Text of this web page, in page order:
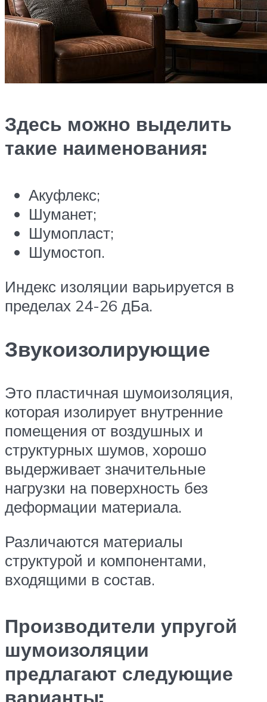
Здесь можно выделить
такие наименования:
Акуфлекс;
Шуманет;
Шумопласт;
Шумостоп.
Индекс изоляции варьируется в
пределах 24-26 дБа.
Звукоизолирующие
Это пластичная шумоизоляция,
которая изолирует внутренние
помещения от воздушных и
структурных шумов, хорошо
выдерживает значительные
нагрузки на поверхность без
деформации материала.
Различаются материалы
структурой и компонентами,
входящими в состав.
Производители упругой
шумоизоляции
предлагают следующие